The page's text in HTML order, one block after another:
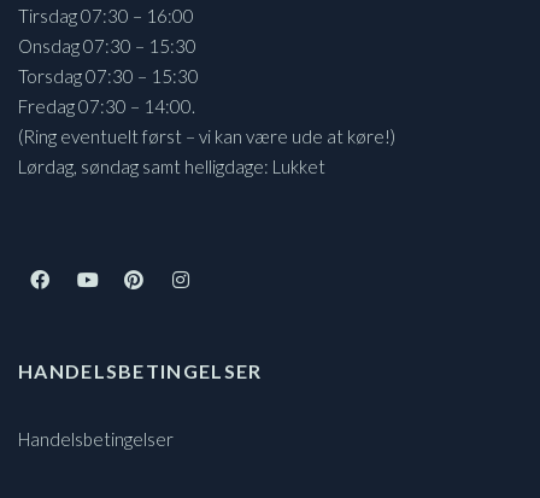
Tirsdag 07:30 – 16:00
Onsdag 07:30 – 15:30
Torsdag 07:30 – 15:30
Fredag 07:30 – 14:00.
(Ring eventuelt først – vi kan være ude at køre!)
Lørdag, søndag samt helligdage: Lukket
HANDELSBETINGELSER
Handelsbetingelser